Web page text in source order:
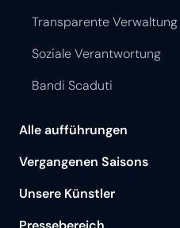
Transparente Verwaltung
Soziale Verantwortung
Bandi Scaduti
Alle aufführungen
Vergangenen Saisons
Unsere Künstler